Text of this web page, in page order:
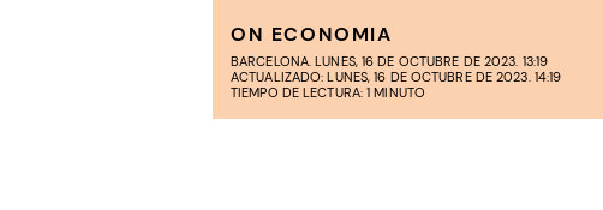
ON ECONOMIA
BARCELONA. LUNES, 16 DE OCTUBRE DE 2023. 13:19
ACTUALIZADO: LUNES, 16 DE OCTUBRE DE 2023. 14:19
TIEMPO DE LECTURA: 1 MINUTO